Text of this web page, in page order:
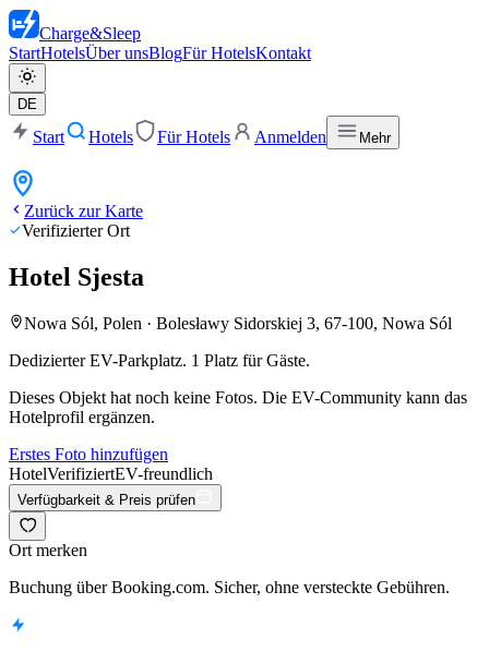
Charge&Sleep
StartHotelsÜber unsBlogFür HotelsKontakt
DE
Start Hotels Für Hotels Anmelden Mehr
Zurück zur Karte
Verifizierter Ort
Hotel Sjesta
Nowa Sól, Polen · Bolesławy Sidorskiej 3, 67-100, Nowa Sól
Dedizierter EV-Parkplatz. 1 Platz für Gäste.
Dieses Objekt hat noch keine Fotos. Die EV-Community kann das
Hotelprofil ergänzen.
Erstes Foto hinzufügen
HotelVerifiziertEV-freundlich
Verfügbarkeit & Preis prüfen
Ort merken
Buchung über Booking.com. Sicher, ohne versteckte Gebühren.